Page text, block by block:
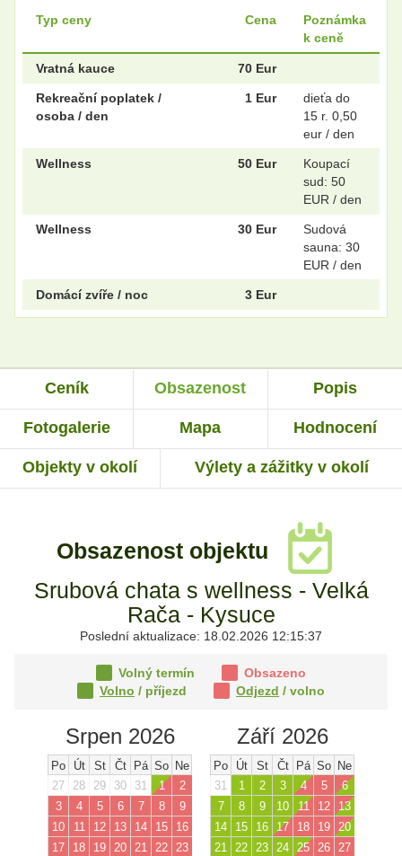
Typ ceny Cena
Poznámka
k ceně
Vratná kauce 70 Eur
Rekreační poplatek /
osoba / den
1 Eur
dieťa do
15 r. 0,50
eur / den
Wellness 50 Eur
Koupací
sud: 50
EUR / den
Wellness 30 Eur
Sudová
sauna: 30
EUR / den
Domácí zvíře / noc 3 Eur
Ceník Obsazenost Popis
Fotogalerie Mapa Hodnocení
Objekty v okolí Výlety a zážitky v okolí
Obsazenost objektu
Srubová chata s wellness - Velká
Rača - Kysuce
Poslední aktualizace: 18.02.2026 12:15:37
Volný termín
Obsazeno
Volno / příjezd Odjezd / volno
Srpen 2026
Po Út St Čt Pá So Ne
27
28 29 30 31 1
2
3
4 5 6 7 8
9
10
11 12 13 14 15
16
17
18 19 20 21 22 23
Září 2026
Po Út St Čt Pá So Ne
31
1 2 3 4 5
6
7
8 9 10 11 12
13
14
15 16 17 18 19 20
21 22 23 24 25 26 27